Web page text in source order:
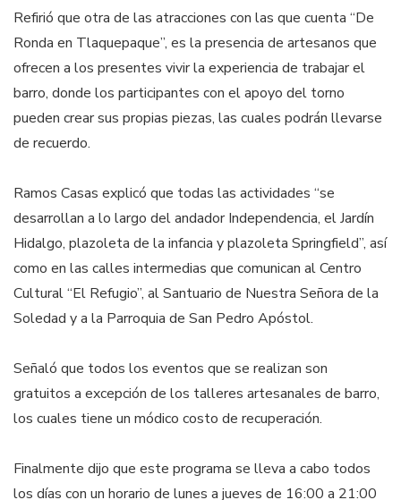
Refirió que otra de las atracciones con las que cuenta “De
Ronda en Tlaquepaque”, es la presencia de artesanos que
ofrecen a los presentes vivir la experiencia de trabajar el
barro, donde los participantes con el apoyo del torno
pueden crear sus propias piezas, las cuales podrán llevarse
de recuerdo.
Ramos Casas explicó que todas las actividades “se
desarrollan a lo largo del andador Independencia, el Jardín
Hidalgo, plazoleta de la infancia y plazoleta Springfield”, así
como en las calles intermedias que comunican al Centro
Cultural “El Refugio”, al Santuario de Nuestra Señora de la
Soledad y a la Parroquia de San Pedro Apóstol.
Señaló que todos los eventos que se realizan son
gratuitos a excepción de los talleres artesanales de barro,
los cuales tiene un módico costo de recuperación.
Finalmente dijo que este programa se lleva a cabo todos
los días con un horario de lunes a jueves de 16:00 a 21:00